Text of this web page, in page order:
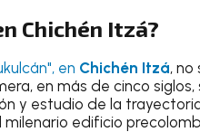
Chichén Itzá?
en Chichén Itzá, no
en más de cinco
y estudio de la
edificio